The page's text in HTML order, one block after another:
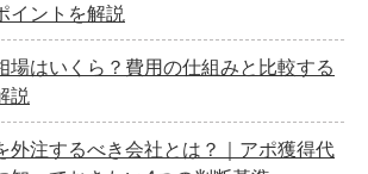
イントを解説
場はいくら？費用の仕組みと比較する
説
外注するべき会社とは？｜アポ獲得代